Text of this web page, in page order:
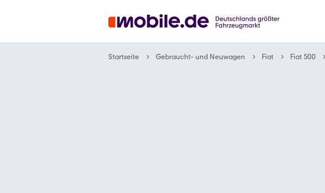
Startseite Gebraucht- und Neuwagen Fiat Fiat 500